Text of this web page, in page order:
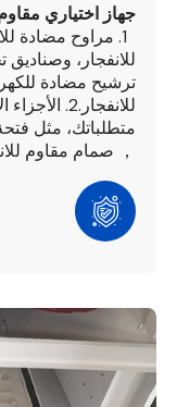
جهاز اختياري مقاوم
1. مراوح مضادة
للانفجار، وصناديق
ترشيح مضادة
للانفجار. 2. الأجزاء
متطلباتك، مثل فتحة
， صمام مقاوم